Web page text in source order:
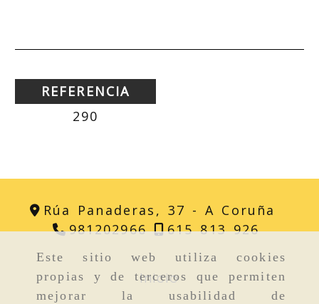
Este sitio web utiliza cookies
propias y de terceros que permiten
mejorar la usabilidad de
REFERENCIA
290
Rúa Panaderas, 37 -A Coruña
981202966
615 813 926
Inicio